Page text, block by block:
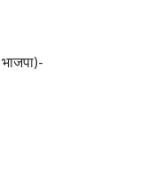
भाजपा)-